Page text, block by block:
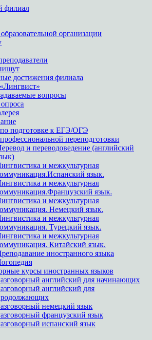
организации
достижения филиала
вопросы
подготовке к ЕГЭ/ОГЭ
переподготовки
и переводоведение (английский
и межкультурная
язык.
и межкультурная
язык.
и межкультурная
Немецкий язык.
и межкультурная
Турецкий язык.
и межкультурная
Китайский язык.
иностранного языка
курсы иностранных языков
английский для начинающих
английский для
немецкий язык
французский язык
испанский язык